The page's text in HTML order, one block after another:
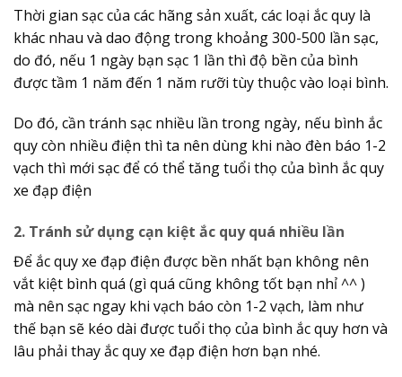
Thời gian sạc của các hãng sản xuất, các loại ắc quy là
khác nhau và dao động trong khoảng 300-500 lần sạc,
do đó, nếu 1 ngày bạn sạc 1 lần thì độ bền của bình
được tầm 1 năm đến 1 năm rưỡi tùy thuộc vào loại bình.
Do đó, cần tránh sạc nhiều lần trong ngày, nếu bình ắc
quy còn nhiều điện thì ta nên dùng khi nào đèn báo 1-2
vạch thì mới sạc để có thể tăng tuổi thọ của bình ắc quy
xe đạp điện
2. Tránh sử dụng cạn kiệt ắc quy quá nhiều lần
Để ắc quy xe đạp điện được bền nhất bạn không nên
vắt kiệt bình quá (gì quá cũng không tốt bạn nhỉ ^^ )
mà nên sạc ngay khi vạch báo còn 1-2 vạch, làm như
thế bạn sẽ kéo dài được tuổi thọ của bình ắc quy hơn và
lâu phải thay ắc quy xe đạp điện hơn bạn nhé.